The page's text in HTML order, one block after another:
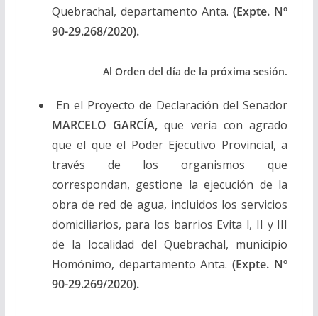
Quebrachal, departamento Anta. (Expte. Nº
90-29.268/2020).
Al Orden del día de la próxima sesión.
En el Proyecto de Declaración del Senador
MARCELO GARCÍA, que vería con agrado
que el que el Poder Ejecutivo Provincial, a
través de los organismos que
correspondan, gestione la ejecución de la
obra de red de agua, incluidos los servicios
domiciliarios, para los barrios Evita l, II y III
de la localidad del Quebrachal, municipio
Homónimo, departamento Anta. (Expte. Nº
90-29.269/2020).